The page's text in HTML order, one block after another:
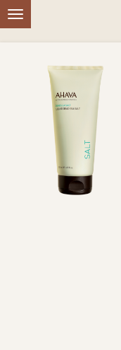
Ga
hoofdinhoud